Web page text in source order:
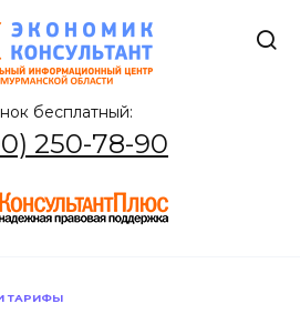
бесплатный:
250-78-90
ТАРИФЫ